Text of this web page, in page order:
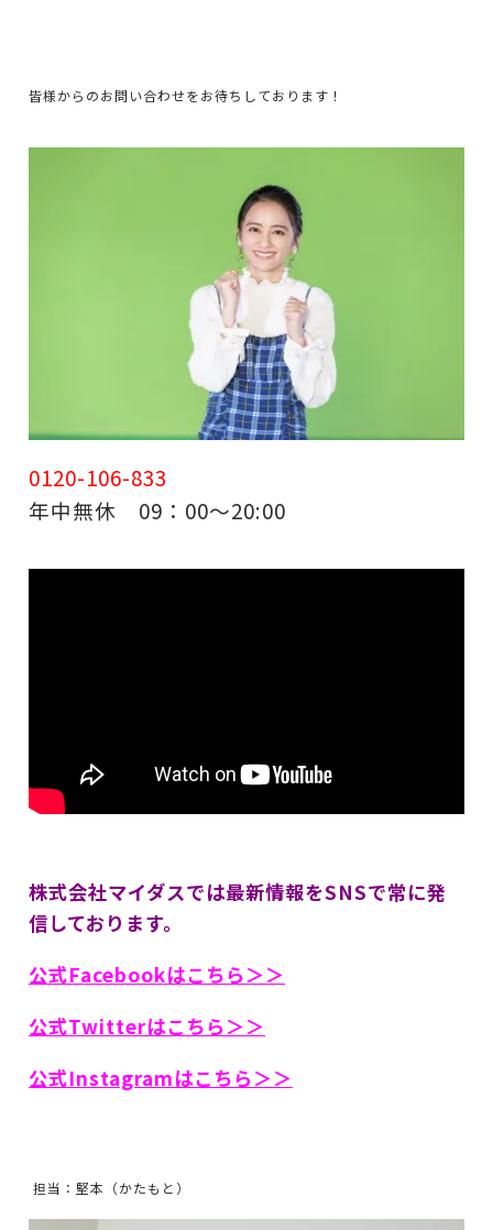
皆様からのお問い合わせをお待ちしております！
0120-106-833
年中無休 09：00～20:00
株式会社マイダスでは最新情報をSNSで常に発
信しております。
公式Facebookはこちら＞＞
公式Twitterはこちら＞＞
公式Instagramはこちら＞＞
担当：堅本（かたもと）